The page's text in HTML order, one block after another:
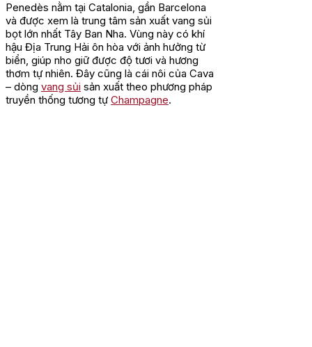
Penedès nằm tại Catalonia, gần Barcelona
và được xem là trung tâm sản xuất vang sủi
bọt lớn nhất Tây Ban Nha. Vùng này có khí
hậu Địa Trung Hải ôn hòa với ảnh hưởng từ
biển, giúp nho giữ được độ tươi và hương
thơm tự nhiên. Đây cũng là cái nôi của Cava
– dòng vang sủi sản xuất theo phương pháp
truyền thống tương tự Champagne.